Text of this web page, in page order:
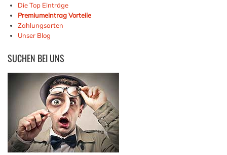
Die Top Einträge
Premiumeintrag Vorteile
Zahlungsarten
Unser Blog
SUCHEN BEI UNS